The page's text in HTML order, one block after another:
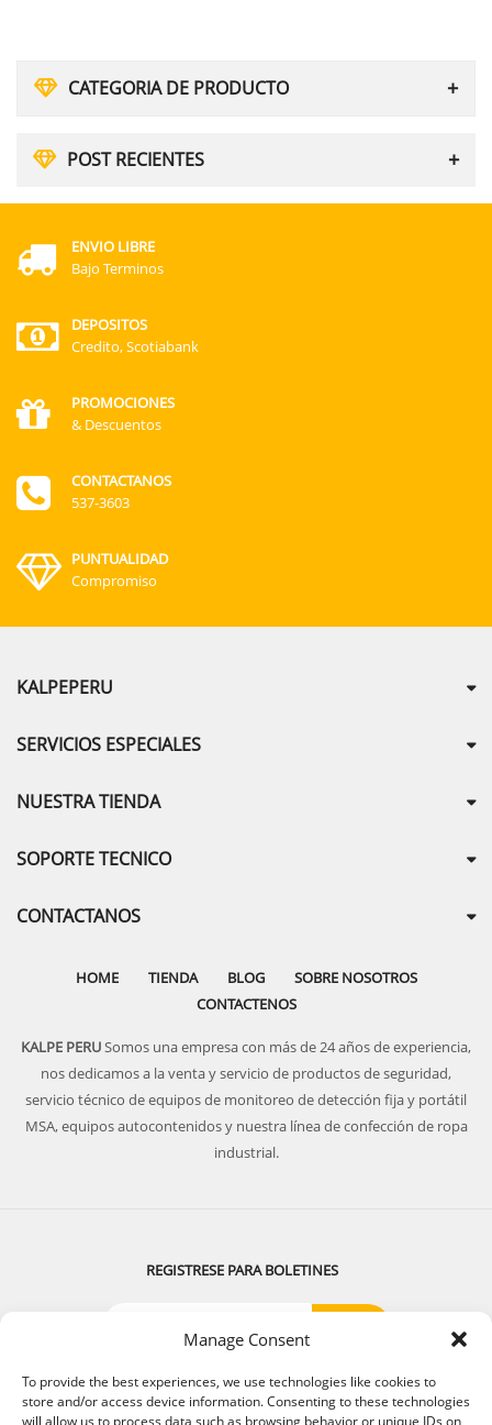
Manage Consent
To provide the best experiences, we use technologies like cookies to
store and/or access device information. Consenting to these technologies
will allow us to process data such as browsing behavior or unique IDs on
CATEGORIA DE PRODUCTO
POST RECIENTES
ENVIO LIBRE
Bajo Terminos
DEPOSITOS
Credito, Scotiabank
PROMOCIONES
& Descuentos
CONTACTANOS
537-3603
PUNTUALIDAD
Compromiso
KALPEPERU
SERVICIOS ESPECIALES
NUESTRA TIENDA
SOPORTE TECNICO
CONTACTANOS
HOME TIENDA BLOG
SOBRE NOSOTROS
CONTACTENOS
KALPE PERUSomos una empresa con más de 24 años de experiencia,
nos dedicamos a la venta y servicio de productos de seguridad,
servicio técnico de equipos de monitoreo de detección fija y portátil
MSA, equipos autocontenidos y nuestra línea de confección de ropa
industrial.
REGISTRESE PARA BOLETINES
SIGUENOS: